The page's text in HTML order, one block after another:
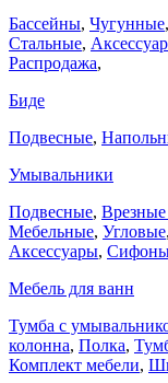
Бассейны, Чугунные,
Стальные,
Распродажа,
Биде
Подвесные,
Умывальники
Подвесные, Врезные
Мебельные, Угловые,
Аксессуары, Сифоны
Мебель для ванн
Тумба с
колонна, Полка,
Комплект мебели,